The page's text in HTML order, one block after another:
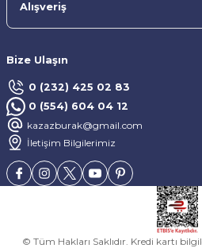
Alışveriş
Bize Ulaşın
0 (232) 425 02 83
0 (554) 604 04 12
kazazburak@gmail.com
İletişim Bilgilerimiz
© Tüm Hakları Saklıdır. Kredi kartı